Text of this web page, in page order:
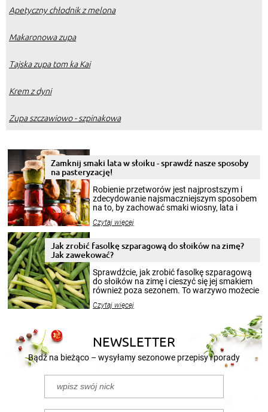
Apetyczny chłodnik z melona
Makaronowa zupa
Tajska zupa tom ka Kai
Krem z dyni
Zupa szczawiowo - szpinakowa
Zamknij smaki lata w słoiku - sprawdź nasze sposoby
na pasteryzację!
Robienie przetworów jest najprostszym i
zdecydowanie najsmaczniejszym sposobem
na to, by zachować smaki wiosny, lata i
krajobrazów, by cieszyć nimi oko w sezonie
pełni poczuć atmosferę cieplejszych
miesięcy. Przygotowanie słoików ze
patenty, które pozwolą zachować świeżość
przetworów.
Czytaj więcej
Jak zrobić fasolkę szparagową do słoików na zimę?
Jak zawekować?
Sprawdźcie, jak zrobić fasolkę szparagową
do słoików na zimę i cieszyć się jej smakiem
również poza sezonem. To warzywo możecie
nasze propozycje!
Czytaj więcej
NEWSLETTER
Bądź na bieżąco – wysyłamy sezonowe przepisy i porady